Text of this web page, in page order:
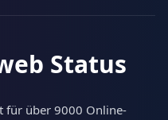
Status
für über 9000 Online-